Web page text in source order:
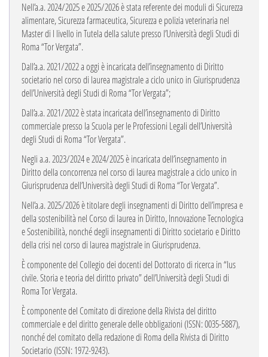
Nell’a.a. 2024/2025 e 2025/2026 è stata referente dei moduli di Sicurezza
alimentare, Sicurezza farmaceutica, Sicurezza e polizia veterinaria nel
Master di I livello in Tutela della salute presso l’Università degli Studi di
Roma “Tor Vergata”.
Dall’a.a. 2021/2022 a oggi è incaricata dell’insegnamento di Diritto
societario nel corso di laurea magistrale a ciclo unico in Giurisprudenza
dell’Università degli Studi di Roma “Tor Vergata”;
Dall’a.a. 2021/2022 è stata incaricata dell’insegnamento di Diritto
commerciale presso la Scuola per le Professioni Legali dell’Università
degli Studi di Roma “Tor Vergata”.
Negli a.a. 2023/2024 e 2024/2025 è incaricata dell’insegnamento in
Diritto della concorrenza nel corso di laurea magistrale a ciclo unico in
Giurisprudenza dell’Università degli Studi di Roma “Tor Vergata”.
Nell’a.a. 2025/2026 è titolare degli insegnamenti di Diritto dell’impresa e
della sostenibilità nel Corso di laurea in Diritto, Innovazione Tecnologica
e Sostenibilità, nonché degli insegnamenti di Diritto societario e Diritto
della crisi nel corso di laurea magistrale in Giurisprudenza.
È componente del Collegio dei docenti del Dottorato di ricerca in “Ius
civile. Storia e teoria del diritto privato” dell’Università degli Studi di
Roma Tor Vergata.
È componente del Comitato di direzione della Rivista del diritto
commerciale e del diritto generale delle obbligazioni (ISSN: 0035-5887),
nonché del comitato della redazione di Roma della Rivista di Diritto
Societario (ISSN: 1972-9243).